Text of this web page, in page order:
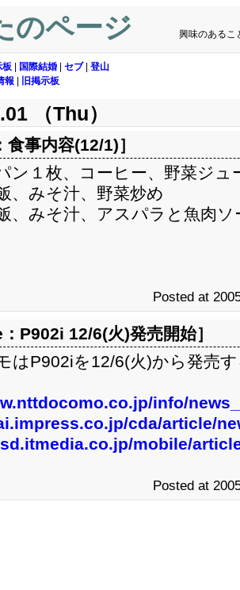
のページ 興味のあるこ
板 国際結婚 セブ| 登山
報 旧掲示板
（Thu）
食事内容(12/1)］
ン１枚、コーヒー、野菜ジュ
、みそ汁、野菜炒め
、みそ汁、アスパラと魚肉
Posted at
P902i 12/6(火)発売開始］
はP902iを12/6(火)から発売
info/
cda/article/
mobile/
Posted at